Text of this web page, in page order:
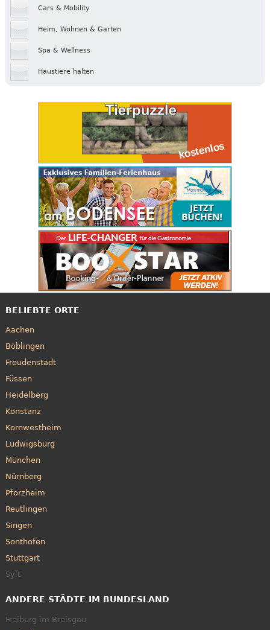
Cars & Mobility
Heim, Wohnen & Garten
Spa & Wellness
Haustiere halten
BELIEBTE ORTE
Aachen
Böblingen
Freudenstadt
Füssen
Heidelberg
Konstanz
Kornwestheim
Ludwigsburg
München
Nürnberg
Pforzheim
Reutlingen
Singen
Sonthofen
Stuttgart
Sylt
ANDERE STÄDTE IM BUNDESLAND
Freiburg im Breisgau